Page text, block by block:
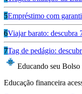
5Empréstimo com
6Viajar barato: descubra
7Tag de pedágio:
Educando seu Bolso
Educação financeira